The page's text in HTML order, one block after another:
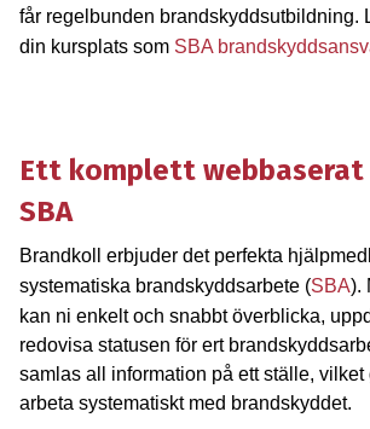
får regelbunden brandskyddsutbildning.
din kursplats som SBA
Ett komplett
SBA
Brandkoll erbjuder det perfekta
systematiska brandskyddsarbete (SBA).
kan ni enkelt och snabbt överblicka,
redovisa statusen för ert
samlas all information på ett ställe, vilket
arbeta systematiskt med brandskyddet.